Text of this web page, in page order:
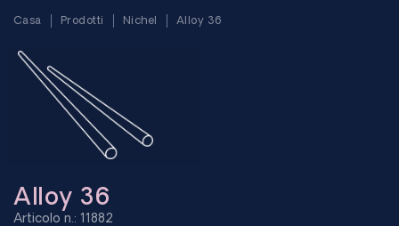
Casa Prodotti Nichel Alloy 36
Alloy 36
Articolo n.: 11882